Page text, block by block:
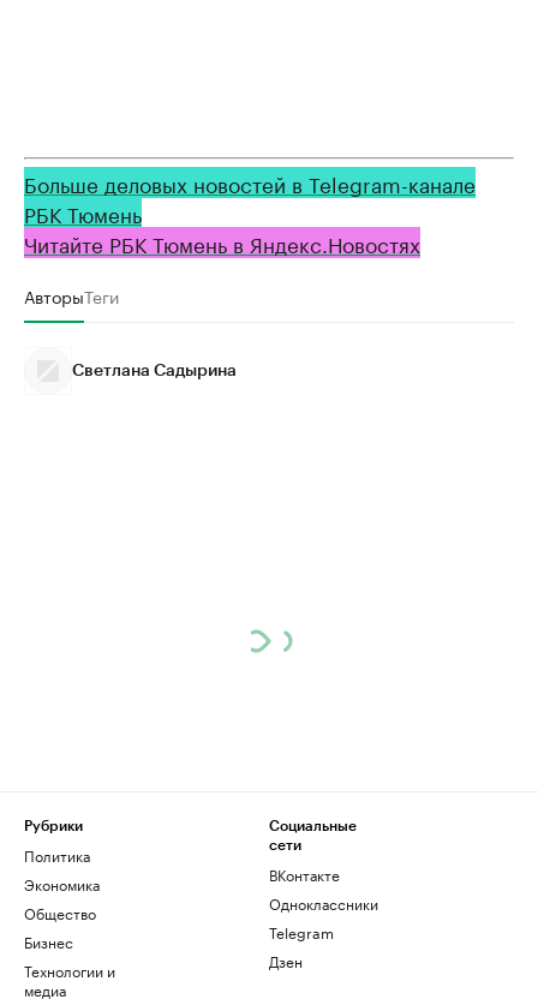
Больше деловых новостей в Telegram-канале
РБК Тюмень
Читайте РБК Тюмень в Яндекс.Новостях
АвторыТеги
Светлана Садырина
Рубрики
Политика
Экономика
Общество
Бизнес
Технологии и
медиа
Социальные
сети
ВКонтакте
Одноклассники
Telegram
Дзен